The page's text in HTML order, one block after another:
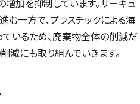
加を抑制しています。サーキュ
一方で、プラスチックによる海
いるため、廃棄物全体の削減だ
減にも取り組んでいきます。